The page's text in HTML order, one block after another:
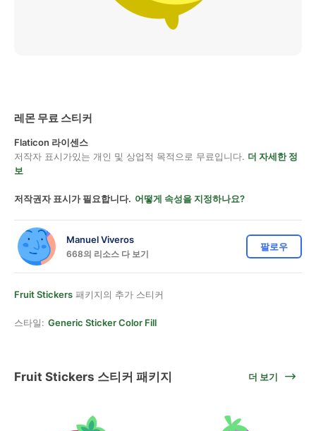
레몬 무료 스티커
Flaticon 라이센스
저작자 표시가있는 개인 및 상업적 목적으로 무료입니다. 더 자세한 정
보
저작권자 표시가 필요합니다. 어떻게 속성을 지정하나요?
Manuel Viveros
668의 리소스 다 보기
팔로우
Fruit Stickers 패키지의 추가 스티커
스타일: Generic Sticker Color Fill
Fruit Stickers 스티커 패키지 더 보기